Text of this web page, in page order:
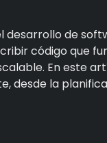
de
código que
En este
desde la